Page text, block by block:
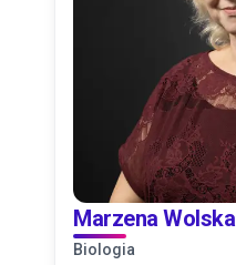
Marzena Wolska
Biologia